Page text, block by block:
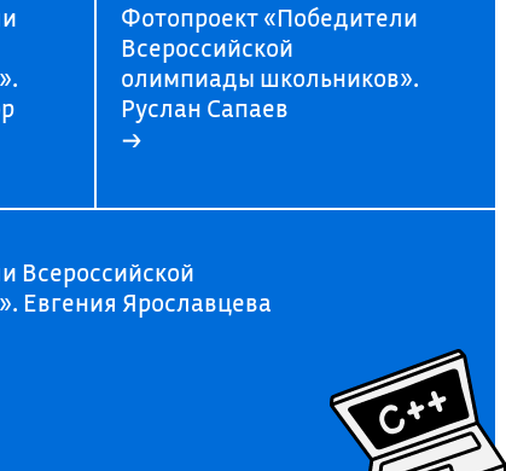
Фотопроект «Победители
Всероссийской
олимпиады школьников».
Руслан Сапаев
→
Всероссийской
Евгения Ярославцева